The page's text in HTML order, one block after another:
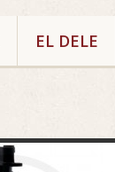
EL DELE